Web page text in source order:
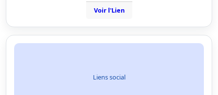
Voir l'Lien
Liens social